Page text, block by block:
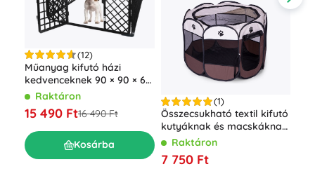
(12)
Műanyag kifutó házi
kedvenceknek 90 × 90 × 60
cmRaktáron
15 490 Ft16 490 Ft
Kosárba
(1)
Összecsukható textil kifutó
kutyáknak és macskáknak
PETSI
Raktáron
7 750 Ft